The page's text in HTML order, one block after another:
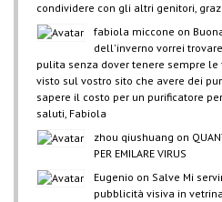
condividere con gli altri genitori,
fabiola miccone on
dell'inverno vorrei
pulita senza dover tenere sempre le
visto sul vostro sito che avere dei
sapere il costo per un purificatore
saluti, Fabiola
zhou qiushuang on
PER EMILARE VIRUS
Eugenio on Salve Mi
pubblicità visiva in